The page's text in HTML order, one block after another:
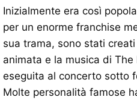
Inizialmente era così
per un enorme franchise
sua trama, sono stati
animata e la musica di
eseguita al concerto sotto
Molte personalità famose